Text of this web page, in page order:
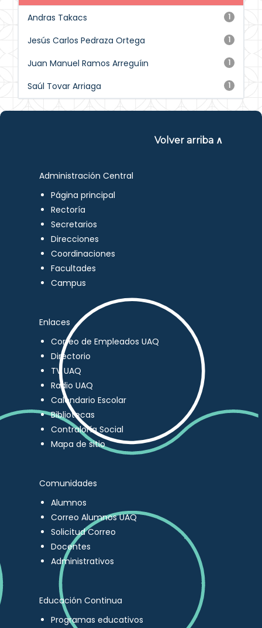
1
Andras Takacs
1
Jesús Carlos Pedraza Ortega
1
Juan Manuel Ramos Arreguíın
1
Saúl Tovar Arriaga
Volver arriba ∧
Administración Central
Página principal
Rectoría
Secretarios
Direcciones
Coordinaciones
Facultades
Campus
Enlaces
Correo de Empleados UAQ
Directorio
TV UAQ
Radio UAQ
Calendario Escolar
Bibliotecas
Contraloría Social
Mapa de sitio
Comunidades
Alumnos
Correo Alumnos UAQ
Solicitud Correo
Docentes
Administrativos
Educación Continua
Programas educativos